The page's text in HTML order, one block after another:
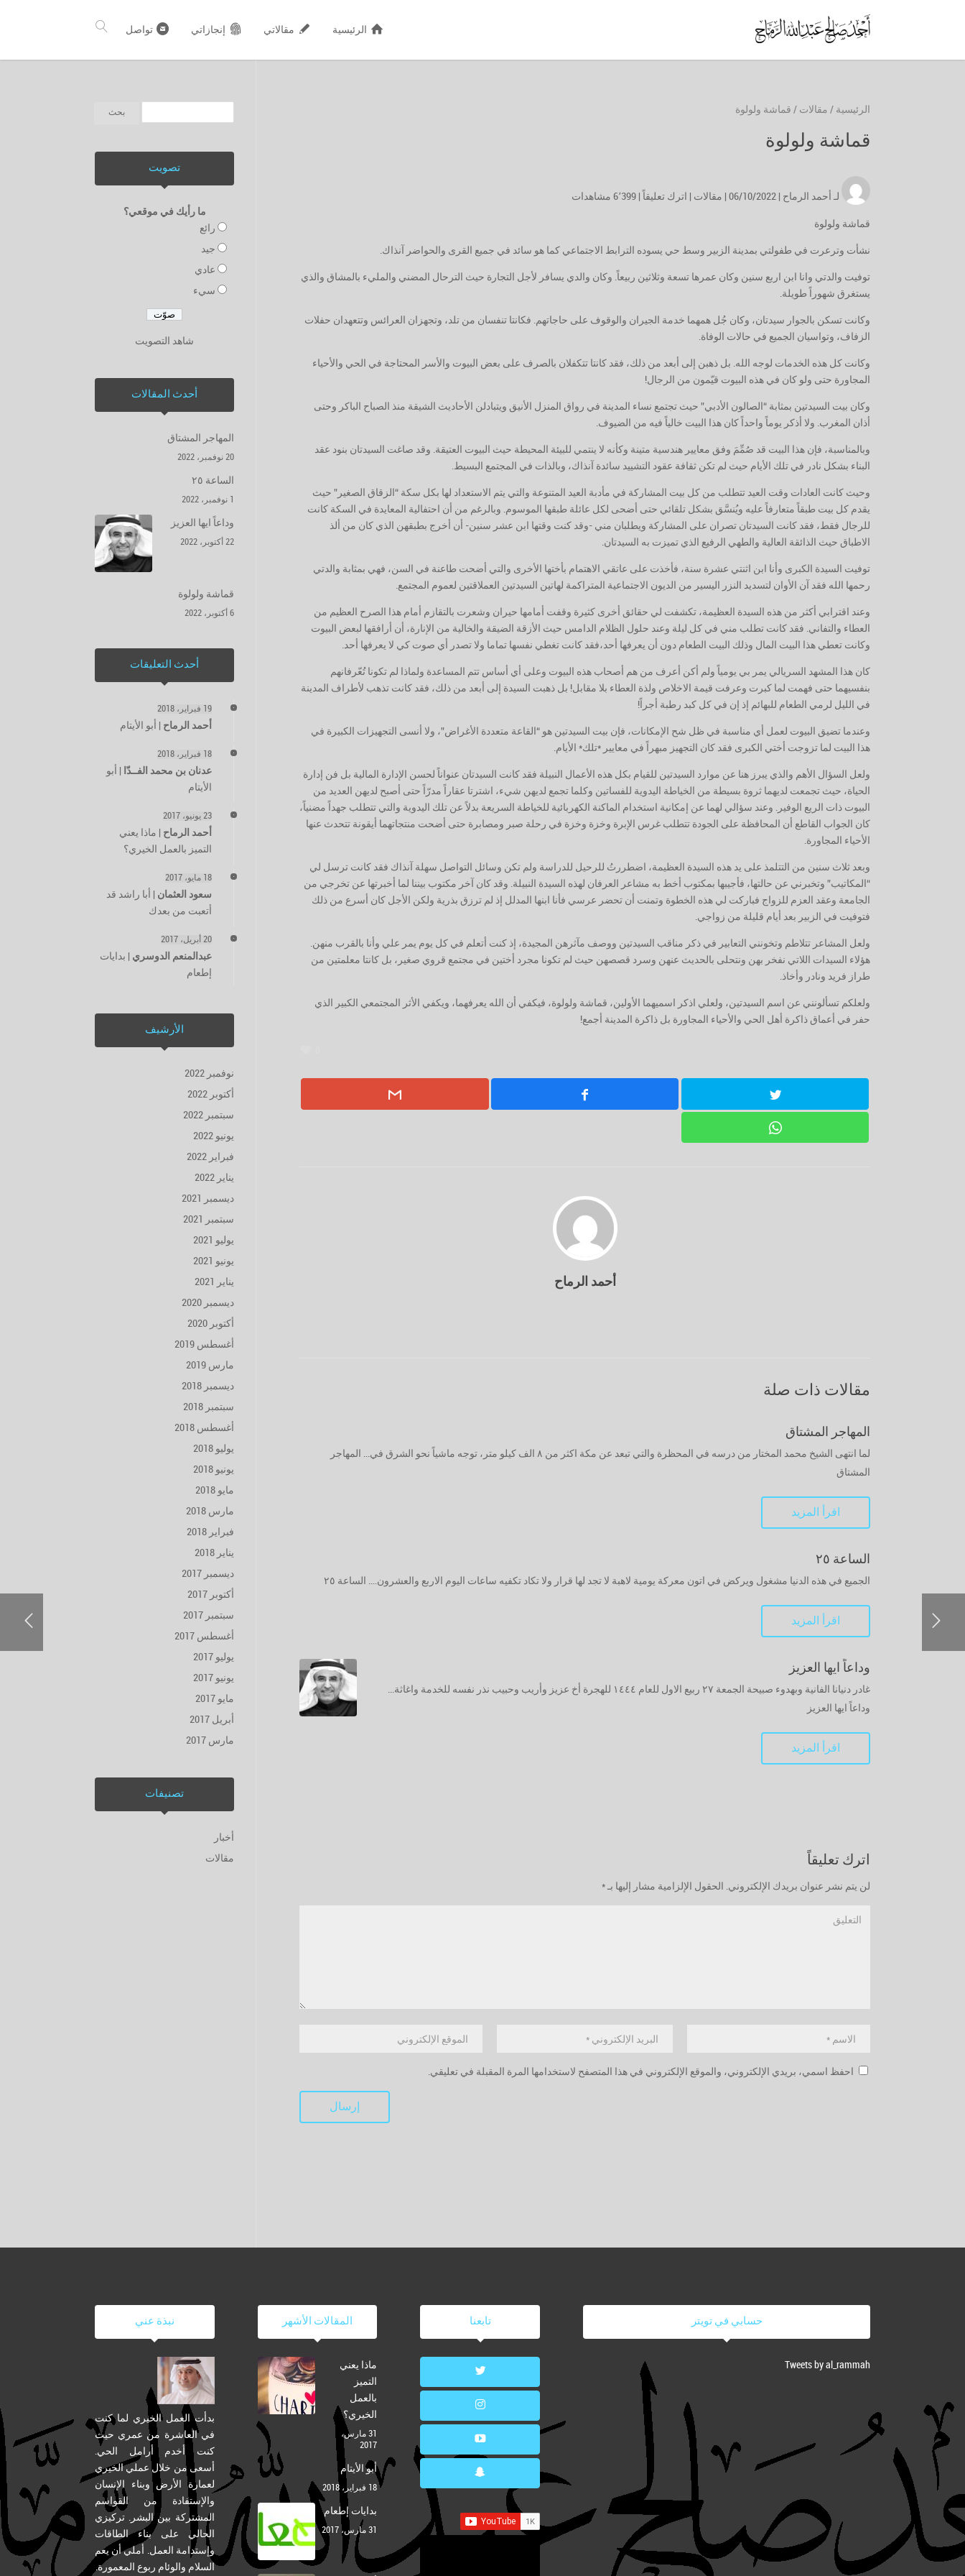
الرئيسية مقالاتي إنجازاتي تواصل
الرئيسية / مقالات / قماشة ولولوة
قماشة ولولوة
لـ أحمد الرماح مقالات اترك تعليقاً 6٬399 مشاهدات
قماشة ولولوة
نشأت وترعرت في طفولتي بمدينة الزبير وسط حي يسوده الترابط الاجتماعي كما هو سائد في جميع القرى والحواضر آنذاك.
توفيت والدتي وانا ابن اربع سنين وكان عمرها تسعة وثلاثين ربيعاً. وكان والدي يسافر لأجل التجارة حيث الترحال المضني والمليء بالمشاق والذي
يستغرق شهوراً طويلة.
وكانت تسكن بالجوار سيدتان، وكان جُل همهما خدمة الجيران والوقوف على حاجاتهم. فكانتا تنفسان من تلد، وتجهزان العرائس وتتعهدان حفلات
الزفاف، وتواسيان الجميع في حالات الوفاة.
وكانت كل هذه الخدمات لوجه الله. بل ذهبن إلى أبعد من ذلك، فقد كانتا تتكفلان بالصرف على بعض البيوت والأسر المحتاجة في الحي والأحياء
المجاورة حتى ولو كان في هذه البيوت قيّمون من الرجال!
وكان بيت السيدتين بمثابة “الصالون الأدبي” حيث تجتمع نساء المدينة في رواق المنزل الأنيق ويتبادلن الأحاديث الشيقة منذ الصباح الباكر وحتى
أذان المغرب. ولا أذكر يوماً واحداً كان هذا البيت خالياً فيه من الضيوف.
وبالمناسبة، فإن هذا البيت قد صُمِّمَ وفق معايير هندسية متينة وكأنه لا ينتمي للبيئة المحيطة حيث البيوت العتيقة. وقد صاغت السيدتان بنود عقد
البناء بشكل نادر في تلك الأيام حيث لم تكن ثقافة عقود التشييد سائدة آنذاك، وبالذات في المجتمع البسيط.
وحيث كانت العادات وقت العيد تتطلب من كل بيت المشاركة في مأدبة العيد المتنوعة والتي يتم الاستعداد لها بكل سكة “الزقاق الصغير” حيث
يقدم كل بيت طبقاً متعارفاً عليه ويُنسَّق بشكل تلقائي حتى أضحى لكل عائلة طبقها الموسوم. وبالرغم من أن احتفالية المعايدة في السكة كانت
للرجال فقط، فقد كانت السيدتان تصران على المشاركة ويطلبان مني -وقد كنت وقتها ابن عشر سنين- أن أخرج بطبقهن الذي كان من ألذ
الاطباق حيث الذائقة العالية والطهي الرفيع الذي تميزت به السيدتان.
توفيت السيدة الكبرى وأنا ابن اثنتي عشرة سنة، فأخذت على عاتقي الاهتمام بأختها الأخرى والتي أضحت طاعنة في السن، فهي بمثابة والدتي
رحمها الله فقد آن الأوان لتسديد النزر اليسير من الديون الاجتماعية المتراكمة لهاتين السيدتين العملاقتين لعموم المجتمع.
وعند اقترابي أكثر من هذه السيدة العظيمة، تكشفت لي حقائق أخرى كثيرة وقفت أمامها حيران وشعرت بالتقازم أمام هذا الصرح العظيم من
العطاء والتفاني. فقد كانت تطلب مني في كل ليلة وعند حلول الظلام الدامس حيث الأزقة الضيقة والخالية من الإنارة، أن أرافقها لبعض البيوت
وكانت تعطي هذا البيت المال وذلك البيت الطعام دون أن يعرفها أحد،فقد كانت تغطي نفسها تماما ولا تصدر أي صوت كي لا يعرفها أحد.
كان هذا المشهد السريالي يمر بي يومياً ولم أكن أعرف من هم أصحاب هذه البيوت وعلى أي أساس تتم المساعدة ولماذا لم تكونا تُعّرفانهم
بنفسيهما حتى فهمت لما كبرت وعرفت قيمة الاخلاص ولذة العطاء بلا مقابل! بل ذهبت السيدة إلى أبعد من ذلك، فقد كانت تذهب لأطراف المدينة
في الليل لرمي الطعام للبهائم إذ إن في كل كبد رطبة أجراً!
وعندما تضيق البيوت لعمل أي مناسبة في ظل شح الإمكانات، فإن بيت السيدتين هو “القاعة متعددة الأغراض”، ولا أنسى التجهيزات الكبيرة في
هذا البيت لما تزوجت أختي الكبرى فقد كان التجهيز مبهراً في معايير *تلك* الأيام.
ولعل السؤال الأهم والذي يبرز هنا عن موارد السيدتين للقيام بكل هذه الأعمال النبيلة فقد كانت السيدتان عنواناً لحسن الإدارة المالية بل فن إدارة
الحياة، حيث تجمعت لديهما ثروة بسيطة من الخياطة اليدوية للفساتين وكلما تجمع لديهن شيء، اشترتا عقاراً مدرّاً حتى أصبح لديهن العديد من
البيوت ذات الريع الوفير. وعند سؤالي لهما عن إمكانية استخدام الماكنة الكهربائية للخياطة السريعة بدلاً عن تلك اليدوية والتي تتطلب جهداً مضنياً،
كان الجواب القاطع أن المحافظة على الجودة تتطلب غرس الإبرة وخزة وخزة في رحلة صبر ومصابرة حتى أضحت منتجاتهما أيقونة تتحدث عنها
الأحياء المجاورة.
وبعد ثلاث سنين من التتلمذ على يد هذه السيدة العظيمة، اضطررتُ للرحيل للدراسة ولم تكن وسائل التواصل سهلة آنذاك فقد كانت ترسل لي
“المكاتيب” وتخبرني عن حالتها، فأجيبها بمكتوب أخط به مشاعر العرفان لهذه السيدة النبيلة. وقد كان آخر مكتوب بيننا لما أخبرتها عن تخرجي من
الجامعة وعقد العزم للزواج فباركت لي هذه الخطوة وتمنت أن تحضر عرسي فأنا ابنها المدلل إذ لم ترزق بذرية ولكن الأجل كان أسرع من ذلك
فتوفيت في الزبير بعد أيام قليلة من زواجي.
ولعل المشاعر تتلاطم وتخونني التعابير في ذكر مناقب السيدتين ووصف مآثرهن المجيدة، إذ كنت أتعلم في كل يوم يمر علي وأنا بالقرب منهن.
هؤلاء السيدات اللاتي نفخر بهن ونتحلى بالحديث عنهن وسرد قصصهن حيث لم تكونا مجرد أختين في مجتمع قروي صغير، بل كانتا معلمتين من
طراز فريد ونادر وأخاذ.
ولعلكم تسألونني عن اسم السيدتين، ولعلي اذكر اسميهما الأولين، قماشة ولولوة، فيكفي أن الله يعرفهما، ويكفي الأثر المجتمعي الكبير الذي
حفر في أعماق ذاكرة أهل الحي والأحياء المجاورة بل ذاكرة المدينة أجمع!
أحمد الرماح
مقالات ذات صلة
المهاجر المشتاق
لما انتهى الشيخ محمد المختار من درسه في المحظرة والتي تبعد عن مكة اكثر من ٨ الف كيلو متر، توجه ماشياً نحو الشرق في... المهاجر
المشتاق
اقرأ المزيد
الساعة ٢٥
الجميع في هذه الدنيا مشغول ويركض في اتون معركة يومية لاهبة لا تجد لها قرار ولا تكاد تكفيه ساعات اليوم الاربع والعشرون.... الساعة ٢٥
اقرأ المزيد
وداعاً ايها العزيز
غادر دنيانا الفانية وبهدوء صبيحة الجمعة ٢٧ ربيع الاول للعام ١٤٤٤ للهجرة أخ عزيز وأريب وحبيب نذر نفسه للخدمة واغاثة...
وداعاً ايها العزيز
اقرأ المزيد
اترك تعليقاً
لن يتم نشر عنوان بريدك الإلكتروني. الحقول الإلزامية مشار إليها بـ *
احفظ اسمي، بريدي الإلكتروني، والموقع الإلكتروني في هذا المتصفح لاستخدامها المرة المقبلة في تعليقي.
تصويت
ما رأيك في موقعي؟
رائع
جيد
عادي
سيء
شاهد التصويت
أحدث المقالات
المهاجر المشتاق
20 نوفمبر، 2022
الساعة ٢٥
1 نوفمبر، 2022
وداعاً ايها العزيز
22 أكتوبر، 2022
قماشة ولولوة
6 أكتوبر، 2022
أحدث التعليقات
19 فبراير، 2018
أحمد الرماح أبو الأيتام
18 فبراير، 2018
عدنان بن محمد الفــدّا
أبو
الأيتام
23 يونيو، 2017
أحمد الرماح
ماذا يعني
التميز بالعمل الخيري؟
18 مايو، 2017
سعود العثمان
أبا راشد قد
أتعبت من بعدك
20 أبريل، 2017
عبدالمنعم الدوسري
بدايات
إطعام
الأرشيف
نوفمبر 2022
أكتوبر 2022
سبتمبر 2022
يونيو 2022
فبراير 2022
يناير 2022
ديسمبر 2021
سبتمبر 2021
يوليو 2021
يونيو 2021
يناير 2021
ديسمبر 2020
أكتوبر 2020
أغسطس 2019
مارس 2019
ديسمبر 2018
سبتمبر 2018
أغسطس 2018
يوليو 2018
يونيو 2018
مايو 2018
مارس 2018
فبراير 2018
يناير 2018
ديسمبر 2017
أكتوبر 2017
سبتمبر 2017
أغسطس 2017
يوليو 2017
يونيو 2017
مايو 2017
أبريل 2017
مارس 2017
تصنيفات
أخبار
مقالات
حسابي في تويتر
Tweets by al_rammah
تابعنا المقالات الأشهر
ماذا يعني
التميز
بالعمل
الخيري؟
31 مارس،
2017
أبو الأيتام
18 فبراير، 2018
بدايات إطعام
31 مارس، 2017
نبذة عني
بدأت العمل الخيري لما كنت
في العاشرة من عمري حيث
كنت أخدم أرامل الحي.
أسعى من خلال عملي الخيري
لعمارة الأرض وبناء الإنسان
والإستفادة من القواسم
المشتركة بين البشر. تركيزي
الحالي على بناء الطاقات
وإستدامة العمل. أملي أن يعم
السلام والوئام ربوع المعمورة.